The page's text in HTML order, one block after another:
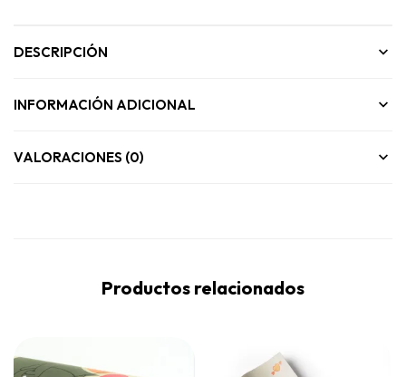
DESCRIPCIÓN
INFORMACIÓN ADICIONAL
VALORACIONES (0)
Productos relacionados